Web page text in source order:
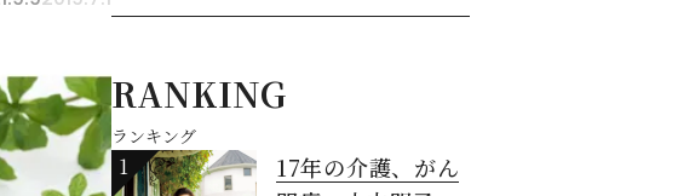
RANKING
ランキング
1
17年の介護、がん